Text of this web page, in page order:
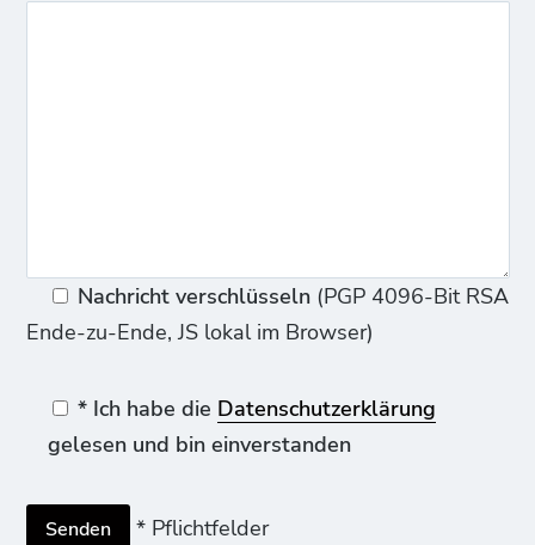
Nachricht verschlüsseln(PGP 4096-Bit RSA
Ende-zu-Ende, JS lokal im Browser)
* Ich habe die Datenschutzerklärung
gelesen und bin einverstanden
* Pflichtfelder